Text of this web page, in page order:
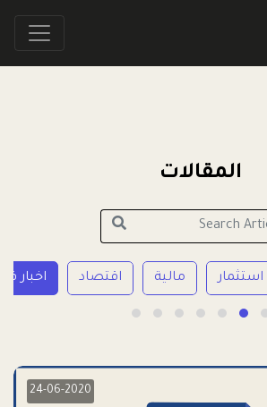
المقالات
استثمار مالية اقتصاد اخبار
24-06-2020